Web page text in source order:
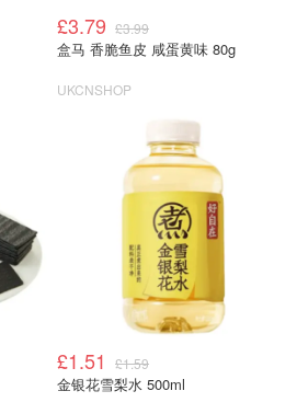
£3.79 £3.99
盒马 香脆鱼皮 咸蛋黄味 80g
UKCNSHOP
£1.51 £1.59
金银花雪梨水 500ml